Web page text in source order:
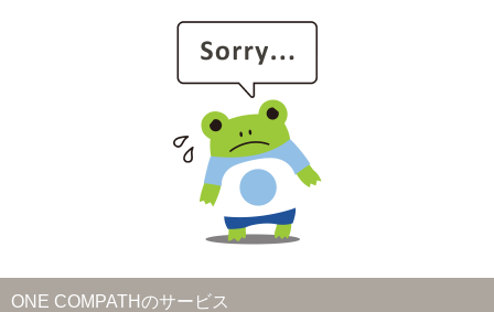
ONE COMPATHのサービス